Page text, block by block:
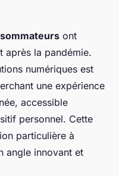
ont
après la pandémie.
numériques est
une expérience
accessible
personnel. Cette
particulière à
angle innovant et